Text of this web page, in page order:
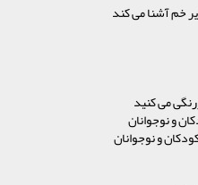
خم آشنا می کند
می کنید
و نوجوانان
و نوجوانان